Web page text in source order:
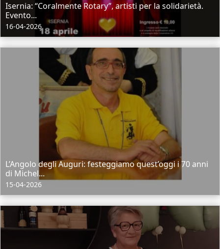
Isernia: “Coralmente Rotary”, artisti per la solidarietà.
Evento...
16-04-2026
L’Angolo degli Auguri: festeggiamo quest’oggi i 70 anni
di Michel...
15-04-2026